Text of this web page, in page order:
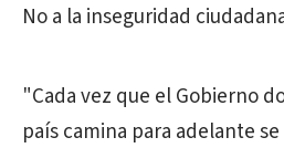
No a la inseguridad
"Cada vez que el Gobierno
país camina para adelante